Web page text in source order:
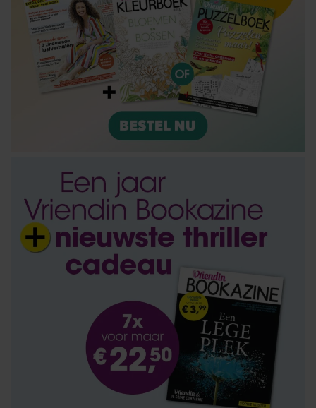
verzameld op basis van uw gebruik van hun services. U
gaat akkoord met onze cookies als u onze website blijft
gebruiken.